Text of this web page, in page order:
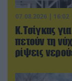
07.08.2026 | 16:02
Κ.Τσίγκας
πετούν τη
ρίψεις